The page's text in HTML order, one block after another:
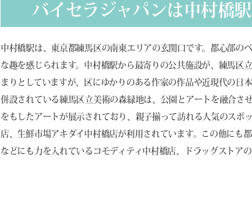
バイセラジャパンは中村橋
中村橋駅は、東京都練馬区の南東エリアの玄関口です。都心部の
な趣を感じられます。中村橋駅から最寄りの公共施設が、練馬区
まりとしていますが、区にゆかりのある作家の作品や近現代の日
併設されている練馬区立美術の森緑地は、公園とアートを融合さ
をもしたアートが展示されており、親子揃って訪れる人気のスポ
店、生鮮市場アキダイ中村橋店が利用されています。この他にも
などにも力を入れているコモディティ中村橋店、ドラッグストア